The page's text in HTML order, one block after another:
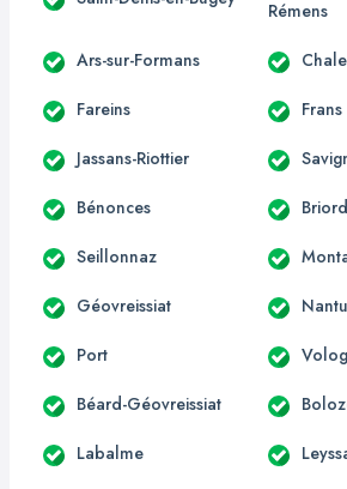
Rémens
Ars-sur-Formans
Fareins Frans
Jassans-Riottier
Bénonces Briord
Seillonnaz
Géovreissiat
Port
Béard-Géovreissiat
Labalme